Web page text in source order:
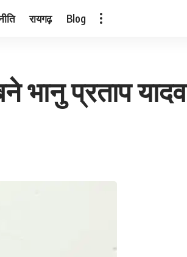
रायगढ़ Blog
भानु प्रताप यादव